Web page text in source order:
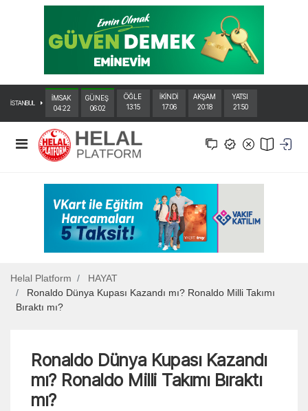
İSTANBUL
İMSAK
04:22
GÜNEŞ
06:02
ÖĞLE
13:15
İKİNDİ
17:06
AKŞAM
20:18
YATSI
21:50
Helal Platform
HAYAT
Ronaldo Dünya Kupası Kazandı mı? Ronaldo Milli Takımı
Bıraktı mı?
Ronaldo Dünya Kupası Kazandı
mı? Ronaldo Milli Takımı Bıraktı
mı?